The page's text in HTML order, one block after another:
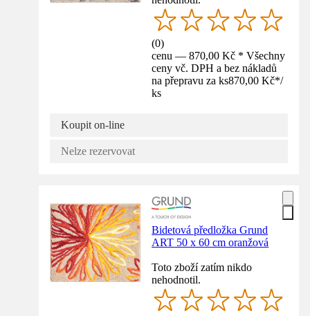
(0)
cenu — 870,00 Kč * Všechny
ceny vč. DPH a bez nákladů
na přepravu za ks870,00 Kč*/
ks
Koupit on-line
Nelze rezervovat
Bidetová předložka Grund
ART 50 x 60 cm oranžová
Toto zboží zatím nikdo
nehodnotil.